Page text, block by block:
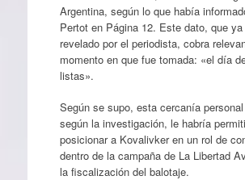
Argentina, según lo que había
Pertot en Página 12. Este dato, que
revelado por el periodista, cobra
momento en que fue tomada: «el día
listas».
Según se supo, esta cercanía
según la investigación, le habría
posicionar a Kovalivker en un rol de
dentro de la campaña de La Libertad
la fiscalización del balotaje.